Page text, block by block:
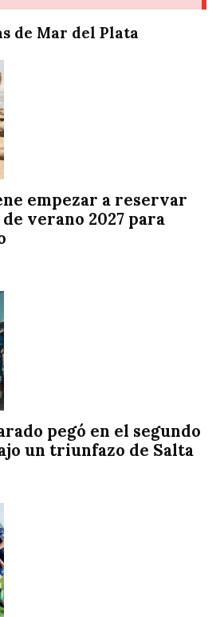
de Mar del Plata
empezar a reservar
verano 2027 para
pegó en el segundo
un triunfazo de Salta